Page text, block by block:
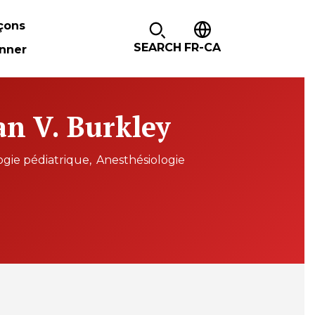
SEARCH FR-CA
V. Burkley
pédiatrique Anesthésiologie